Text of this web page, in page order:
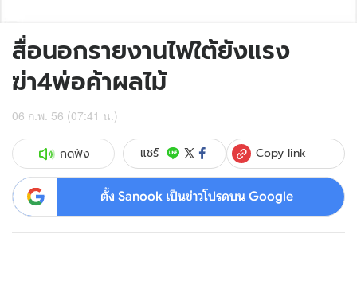
สื่อนอกรายงานไฟใต้ยังแรง
ฆ่า4พ่อค้าผลไม้
06 ก.พ. 56 (07:41 น.)
กดฟัง แชร์ Copy link
ตั้ง Sanook เป็นข่าวโปรดบน Google